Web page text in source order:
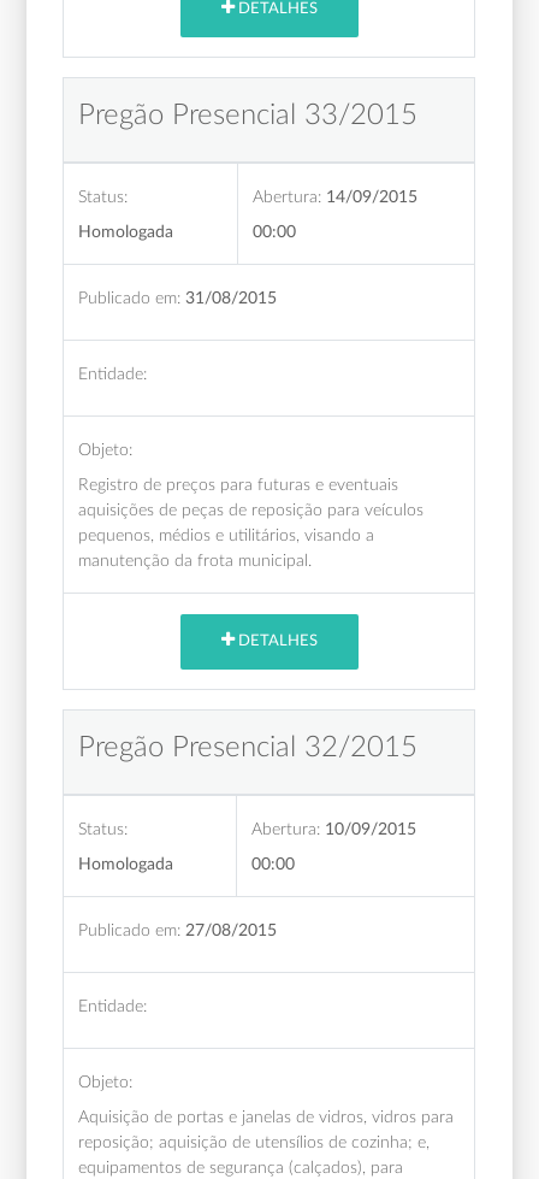
DETALHES
Pregão Presencial 33/2015
Status:
Homologada
Abertura: 14/09/2015
00:00
Publicado em: 31/08/2015
Entidade:
Objeto:
Registro de preços para futuras e eventuais
aquisições de peças de reposição para veículos
pequenos, médios e utilitários, visando a
manutenção da frota municipal.
DETALHES
Pregão Presencial 32/2015
Status:
Homologada
Abertura: 10/09/2015
00:00
Publicado em: 27/08/2015
Entidade:
Objeto:
Aquisição de portas e janelas de vidros, vidros para
reposição; aquisição de utensílios de cozinha; e,
equipamentos de segurança (calçados), para